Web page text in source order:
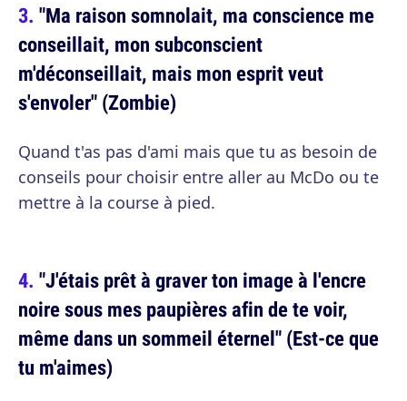
"Ma raison somnolait, ma conscience me
conseillait, mon subconscient
m'déconseillait, mais mon esprit veut
s'envoler" (Zombie)
Quand t'as pas d'ami mais que tu as besoin de
conseils pour choisir entre aller au McDo ou te
mettre à la course à pied.
"J'étais prêt à graver ton image à l'encre
noire sous mes paupières afin de te voir,
même dans un sommeil éternel" (Est-ce que
tu m'aimes)